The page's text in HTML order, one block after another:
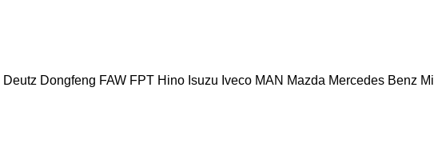
Deutz Dongfeng FAW FPT Hino Isuzu Iveco MAN Mazda Mercedes Benz